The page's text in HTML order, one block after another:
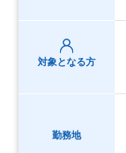
対象となる方
勤務地